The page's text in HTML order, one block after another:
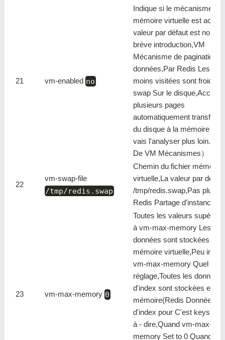
21 vm-enabled no
Indique si le mécanisme de
mémoire virtuelle est
valeur par défaut est no,Une
brève introduction,VM
Mécanisme de pagination
données,Par Redis Les
moins visitées sont froides
swap Sur le disque,Accès à
plusieurs pages
automatiquement
du disque à la mémoire（Je
vais l'analyser plus loin.
De VM Mécanismes）
22
vm-swap-file
/tmp/redis.swap
Chemin du fichier mémoire
virtuelle,La valeur par
/tmp/redis.swap,Pas plus.
Redis Partage d'instances
23 vm-max-memory 0
Toutes les valeurs
à vm-max-memory Les
données sont stockées
mémoire virtuelle,Peu
vm-max-memory Quel petit
réglage,Toutes les données
d'index sont stockées en
mémoire(Redis Données
d'index pour C'est
à - dire,Quand vm-max-
memory Set to 0 Quand,En